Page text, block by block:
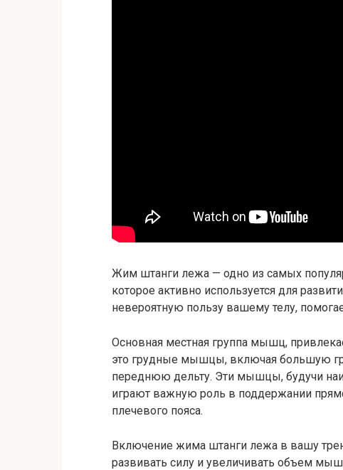
Жим штанги лежа — одно из самых
которое активно используется для
невероятную пользу вашему телу,
Основная местная группа мышц,
это грудные мышцы, включая
переднюю дельту. Эти мышцы, будучи
играют важную роль в поддержании
плечевого пояса.
Включение жима штанги лежа в вашу
развивать силу и увеличивать объем